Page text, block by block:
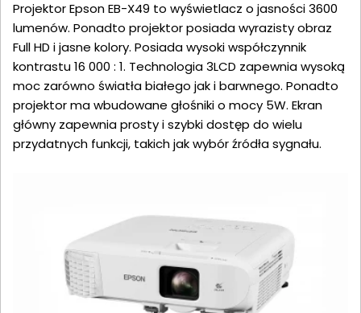
Projektor Epson EB-X49 to wyświetlacz o jasności 3600
lumenów. Ponadto projektor posiada wyrazisty obraz
Full HD i jasne kolory. Posiada wysoki współczynnik
kontrastu 16 000 : 1. Technologia 3LCD zapewnia wysoką
moc zarówno światła białego jak i barwnego. Ponadto
projektor ma wbudowane głośniki o mocy 5W. Ekran
główny zapewnia prosty i szybki dostęp do wielu
przydatnych funkcji, takich jak wybór źródła sygnału.